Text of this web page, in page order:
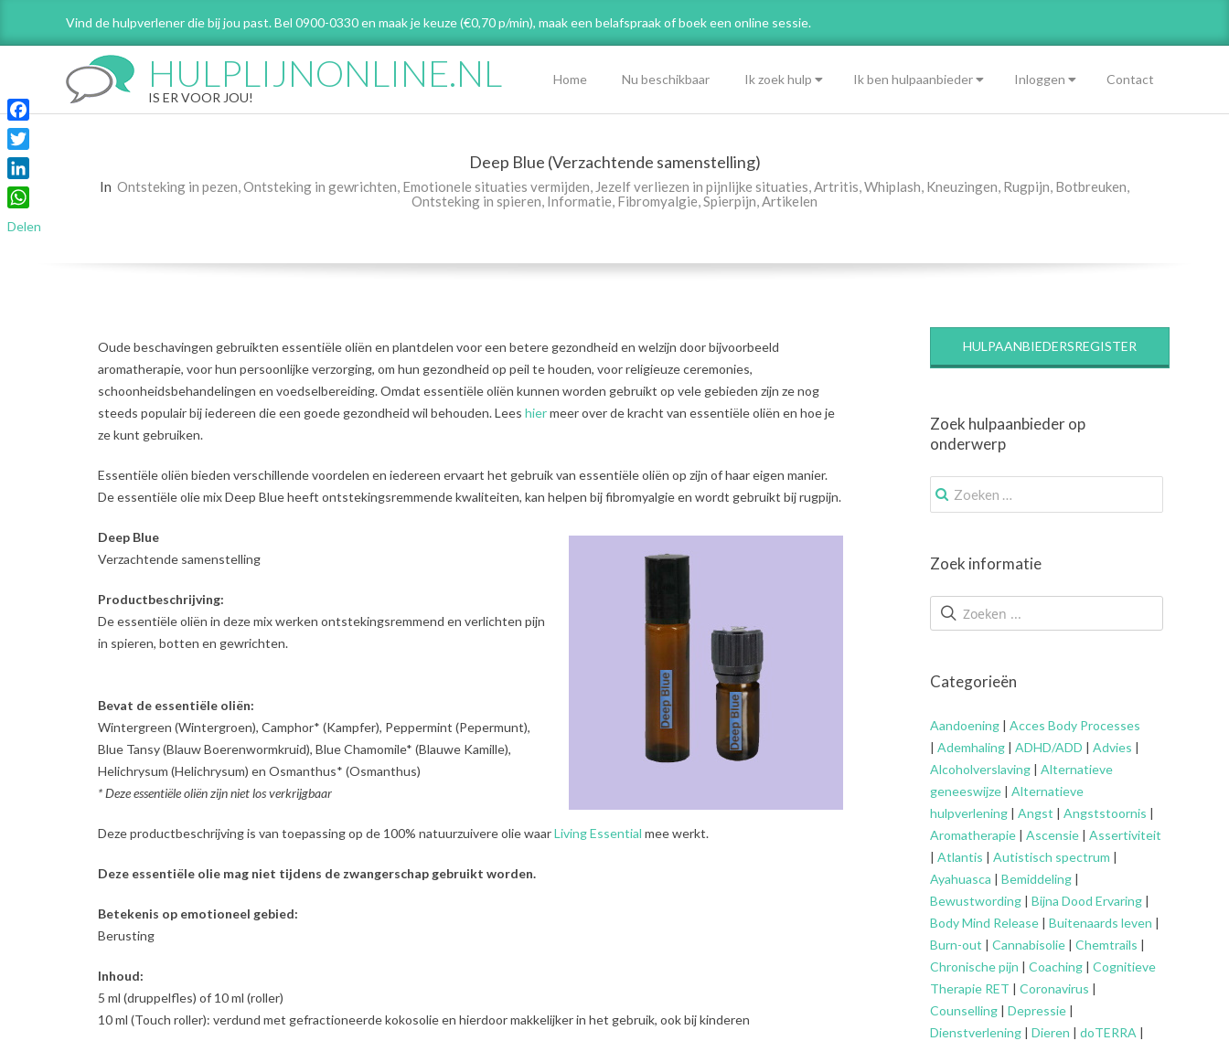
Vind de hulpverlener die bij jou past. Bel 0900-0330 en maak je keuze (€0,70 p/min), maak een belafspraakof boek een online sessie.
HULPLIJNONLINE.NL
IS ER VOOR JOU!
Menu
Home Nu beschikbaar Ik zoek hulp Ik ben hulpaanbieder Inloggen Contact
Deep Blue (Verzachtende samenstelling)
In Ontsteking in pezen,Ontsteking in gewrichten, Emotionele situaties vermijden, Jezelf verliezen in pijnlijke situaties,Artritis,Whiplash, Kneuzingen, Rugpijn, Botbreuken,
Ontsteking in spieren, Informatie, Fibromyalgie,Spierpijn,Artikelen
Oude beschavingen gebruikten essentiële oliën en plantdelen voor een betere gezondheid en welzijn door bijvoorbeeld
aromatherapie, voor hun persoonlijke verzorging, om hun gezondheid op peil te houden, voor religieuze ceremonies,
schoonheidsbehandelingen en voedselbereiding. Omdat essentiële oliën kunnen worden gebruikt op vele gebieden zijn ze nog
steeds populair bij iedereen die een goede gezondheid wil behouden. Lees hiermeer over de kracht van essentiële oliën en hoe je
ze kunt gebruiken.
Essentiële oliën bieden verschillende voordelen en iedereen ervaart het gebruik van essentiële oliën op zijn of haar eigen manier.
De essentiële olie mix Deep Blue heeft ontstekingsremmende kwaliteiten, kan helpen bij fibromyalgie en wordt gebruikt bij rugpijn.
Deep Blue
Verzachtende samenstelling
Productbeschrijving:
De essentiële oliën in deze mix werken ontstekingsremmend en verlichten pijn
in spieren, botten en gewrichten.
Bevat de essentiële oliën:
Wintergreen (Wintergroen), Camphor* (Kampfer), Peppermint (Pepermunt),
Blue Tansy (Blauw Boerenwormkruid), Blue Chamomile* (Blauwe Kamille),
Helichrysum (Helichrysum) en Osmanthus* (Osmanthus)
* Deze essentiële oliën zijn niet los verkrijgbaar
Deze productbeschrijving is van toepassing op de 100% natuurzuivere olie waarLiving Essential mee werkt.
Deze essentiële olie mag niet tijdens de zwangerschap gebruikt worden.
Betekenis op emotioneel gebied:
Berusting
Inhoud:
5 ml (druppelfles) of 10 ml (roller)
10 ml (Touch roller): verdund met gefractioneerde kokosolie en hierdoor makkelijker in het gebruik, ook bij kinderen
HULPAANBIEDERSREGISTER
Zoek hulpaanbieder op
onderwerp
Zoek
naar:
Zoek informatie
Categorieën
Aandoening | Acces Body Processes
| Ademhaling | ADHD/ADD | Advies |
Alcoholverslaving | Alternatieve
geneeswijze | Alternatieve
hulpverlening | Angst | Angststoornis |
Aromatherapie | Ascensie | Assertiviteit
| Atlantis | Autistisch spectrum |
Ayahuasca | Bemiddeling |
Bewustwording | Bijna Dood Ervaring |
Body Mind Release | Buitenaards leven |
Burn-out | Cannabisolie | Chemtrails |
Chronische pijn | Coaching | Cognitieve
Therapie RET | Coronavirus |
Counselling | Depressie |
Dienstverlening | Dieren | doTERRA |
Facebook
Twitter
LinkedIn
WhatsApp
Delen